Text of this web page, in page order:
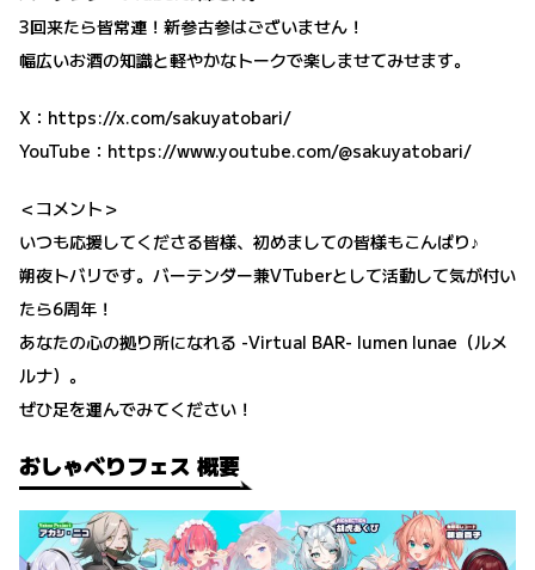
3回来たら皆常連！新参古参はございません！
幅広いお酒の知識と軽やかなトークで楽しませてみせます。
X： https://x.com/sakuyatobari/
YouTube： https://www.youtube.com/@sakuyatobari/
＜コメント＞
いつも応援してくださる皆様、初めましての皆様もこんばり♪
朔夜トバリです。バーテンダー兼VTuberとして活動して気が付い
たら6周年！
あなたの心の拠り所になれる -Virtual BAR- lumen lunae（ルメ
ルナ）。
ぜひ足を運んでみてください！
おしゃべりフェス 概要